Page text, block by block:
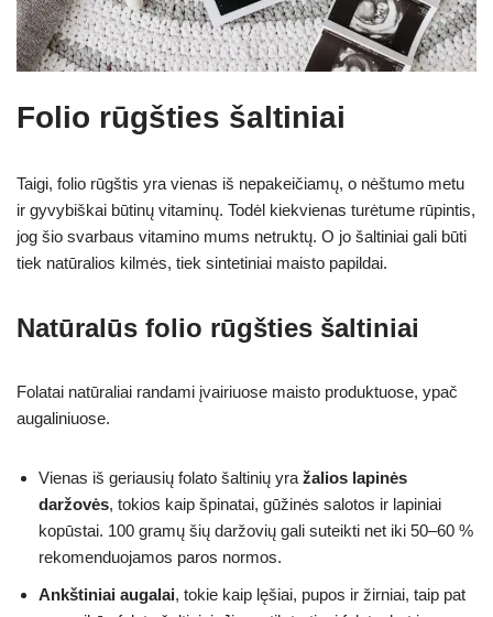
Folio rūgšties šaltiniai
Taigi, folio rūgštis yra vienas iš nepakeičiamų, o nėštumo metu
ir gyvybiškai būtinų vitaminų. Todėl kiekvienas turėtume rūpintis,
jog šio svarbaus vitamino mums netruktų. O jo šaltiniai gali būti
tiek natūralios kilmės, tiek sintetiniai maisto papildai.
Natūralūs folio rūgšties šaltiniai
Folatai natūraliai randami įvairiuose maisto produktuose, ypač
augaliniuose.
Vienas iš geriausių folato šaltinių yra žalios lapinės
daržovės, tokios kaip špinatai, gūžinės salotos ir lapiniai
kopūstai. 100 gramų šių daržovių gali suteikti net iki 50–60 %
rekomenduojamos paros normos.
Ankštiniai augalai, tokie kaip lęšiai, pupos ir žirniai, taip pat